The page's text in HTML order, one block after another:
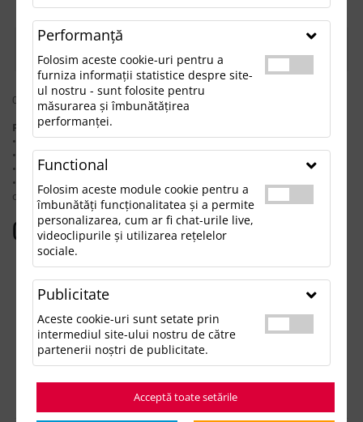
0 rezultate pentru: "h2oactiveecobigbase1litrefliplidsportbottle"
Pentru a găsi produsul dorit, încearcă următoarele:
• Verifică dacă ai scris corect termenii.
• Încearcă să foloseşti sinonime.
• Încearcă din nou, folosind o căutare mai generală.
• Ne poţi contacta telefonic la 021.336.03.32 sau prin email la
office@updateadv.ro şi te ajutăm să găseşti produsul dorit.
Categorii populare
Accesorii birou
Accesorii mancare si bautura
Accesorii Tech si Gadgeturi
Haine de Munca
Imbracaminte si Accesorii
Lifestyle si Timp Liber
Ocazii și Evenimente Tematice
Performanţă
Folosim aceste cookie-uri pentru a
furniza informații statistice despre site-
ul nostru - sunt folosite pentru
măsurarea și îmbunătățirea
performanței.
Functional
Folosim aceste module cookie pentru a
îmbunătăți funcționalitatea și a permite
personalizarea, cum ar fi chat-urile live,
videoclipurile și utilizarea rețelelor
sociale.
Publicitate
Aceste cookie-uri sunt setate prin
intermediul site-ului nostru de către
partenerii noștri de publicitate.
Acceptă toate setările